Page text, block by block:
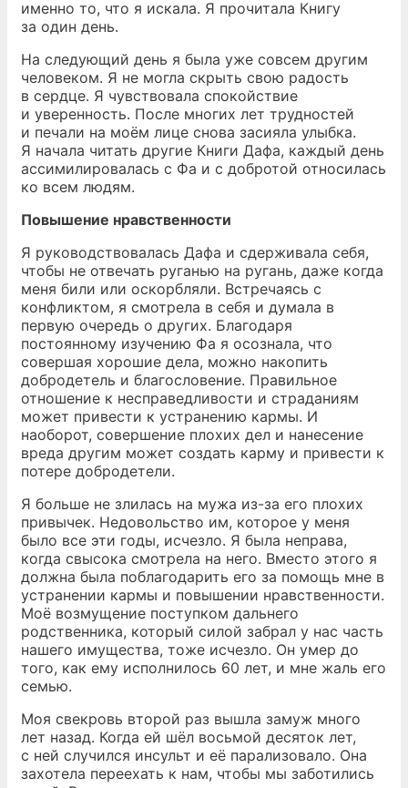
именно то, что я искала. Я прочитала Книгу
за один день.
На следующий день я была уже совсем другим
человеком. Я не могла скрыть свою радость
в сердце. Я чувствовала спокойствие
и уверенность. После многих лет трудностей
и печали на моём лице снова засияла улыбка.
Я начала читать другие Книги Дафа, каждый день
ассимилировалась с Фа и с добротой относилась
ко всем людям.
Повышение нравственности
Я руководствовалась Дафа и сдерживала себя,
чтобы не отвечать руганью на ругань, даже когда
меня били или оскорбляли. Встречаясь с
конфликтом, я смотрела в себя и думала в
первую очередь о других. Благодаря
постоянному изучению Фа я осознала, что
совершая хорошие дела, можно накопить
добродетель и благословение. Правильное
отношение к несправедливости и страданиям
может привести к устранению кармы. И
наоборот, совершение плохих дел и нанесение
вреда другим может создать карму и привести к
потере добродетели.
Я больше не злилась на мужа из-за его плохих
привычек. Недовольство им, которое у меня
было все эти годы, исчезло. Я была неправа,
когда свысока смотрела на него. Вместо этого я
должна была поблагодарить его за помощь мне в
устранении кармы и повышении нравственности.
Моё возмущение поступком дальнего
родственника, который силой забрал у нас часть
нашего имущества, тоже исчезло. Он умер до
того, как ему исполнилось 60 лет, и мне жаль его
семью.
Моя свекровь второй раз вышла замуж много
лет назад. Когда ей шёл восьмой десяток лет,
с ней случился инсульт и её парализовало. Она
захотела переехать к нам, чтобы мы заботились